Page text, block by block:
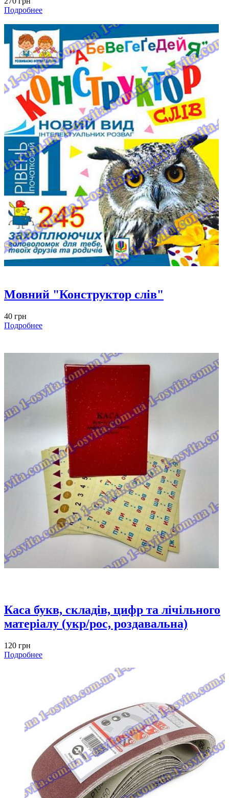
Подробнее
Мовний "Конструктор слів"
40 грн
Подробнее
Каса букв, складів, цифр та лічільного
матеріалу (укр/рос, роздавальна)
120 грн
Подробнее